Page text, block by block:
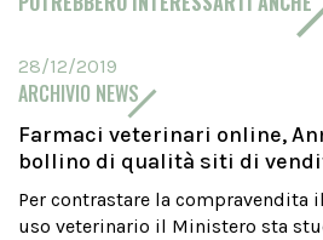
28/12/2019
ARCHIVIO NEWS
Farmaci veterinari online,
bollino di qualità siti di
Per contrastare la compravendita
uso veterinario il Ministero sta